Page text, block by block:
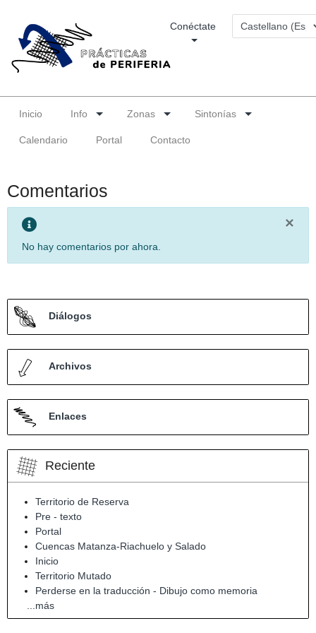
Conéctate
Inicio Info Zonas Sintonías
Calendario Portal Contacto
Comentarios
×
No hay comentarios por ahora.
Diálogos
Archivos
Enlaces
Reciente
Territorio de Reserva
Pre - texto
Portal
Cuencas Matanza-Riachuelo y Salado
Inicio
Territorio Mutado
Perderse en la traducción - Dibujo como memoria
...más